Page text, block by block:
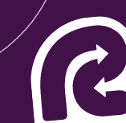
naar
hoofdinhoud